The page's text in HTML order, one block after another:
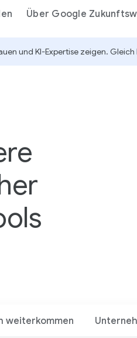
Über Google
und KI-Expertise zeigen.
weiterkommen